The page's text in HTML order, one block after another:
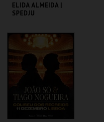
ELIDA ALMEIDA |
SPEDJU
COLISEU DE LISBOA
MAIS INFO
COMPRAR